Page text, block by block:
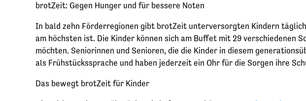
brotZeit: Gegen Hunger und für bessere Noten
In bald zehn Förderregionen gibt brotZeit unterversorgten Kindern
am höchsten ist. Die Kinder können sich am Buffet mit 29 verschiedenen
möchten. Seniorinnen und Senioren, die die Kinder in diesem
als Frühstückssprache und haben jederzeit ein Ohr für die Sorgen ihre
Das bewegt brotZeit für Kinder